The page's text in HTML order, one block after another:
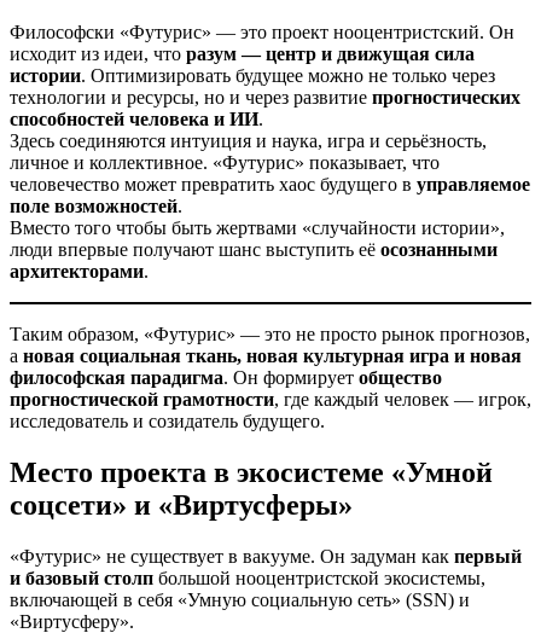
Философски «Футурис» — это проект нооцентристский. Он
исходит из идеи, что разум — центр и движущая сила
истории. Оптимизировать будущее можно не только через
технологии и ресурсы, но и через развитие прогностических
способностей человека и ИИ.
Здесь соединяются интуиция и наука, игра и серьёзность,
личное и коллективное. «Футурис» показывает, что
человечество может превратить хаос будущего в управляемое
поле возможностей.
Вместо того чтобы быть жертвами «случайности истории»,
люди впервые получают шанс выступить её осознанными
архитекторами.
Таким образом, «Футурис» — это не просто рынок прогнозов,
а новая социальная ткань, новая культурная игра и новая
философская парадигма. Он формирует общество
прогностической грамотности, где каждый человек — игрок,
исследователь и созидатель будущего.
Место проекта в экосистеме «Умной
соцсети» и «Виртусферы»
«Футурис» не существует в вакууме. Он задуман как первый
и базовый столп большой нооцентристской экосистемы,
включающей в себя «Умную социальную сеть» (SSN) и
«Виртусферу».